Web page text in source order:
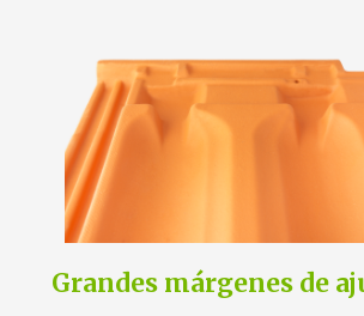
Grandes márgenes de